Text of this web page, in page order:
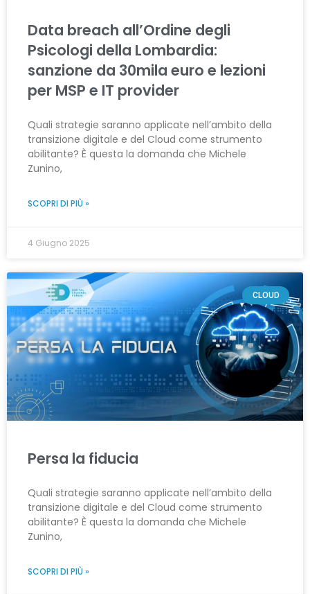
Data breach all’Ordine degli
Psicologi della Lombardia:
sanzione da 30mila euro e lezioni
per MSP e IT provider
Quali strategie saranno applicate nell’ambito della
transizione digitale e del Cloud come strumento
abilitante? È questa la domanda che Michele
Zunino,
SCOPRI DI PIÙ »
4 Giugno 2025
CLOUD
Persa la fiducia
Quali strategie saranno applicate nell’ambito della
transizione digitale e del Cloud come strumento
abilitante? È questa la domanda che Michele
Zunino,
SCOPRI DI PIÙ »